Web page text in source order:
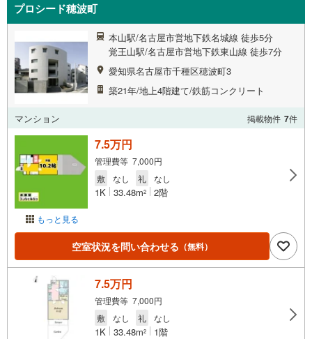
プロシード穂波町
本山駅/名古屋市営地下鉄名城線 徒歩5分
覚王山駅/名古屋市営地下鉄東山線 徒歩7分
愛知県名古屋市千種区穂波町3
築21年/地上4階建て/鉄筋コンクリート
マンション 掲載物件 7件
もっと見る
7.5万円
管理費等 7,000円
敷
なし 礼 なし
1K 33.48m2 2階
空室状況を問い合わせる （無料）
7.5万円
管理費等 7,000円
敷
なし 礼 なし
1K 33.48m2 1階